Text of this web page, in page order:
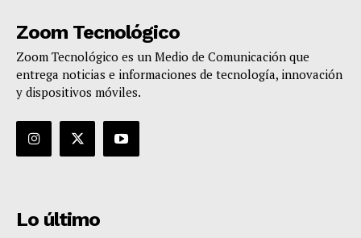
Zoom Tecnológico
Zoom Tecnológico es un Medio de Comunicación que
entrega noticias e informaciones de tecnología, innovación
y dispositivos móviles.
Lo último